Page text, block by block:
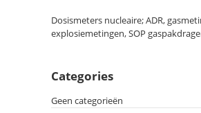
Dosismeters nucleaire; ADR,
explosiemetingen, SOP
Categories
Geen categorieën